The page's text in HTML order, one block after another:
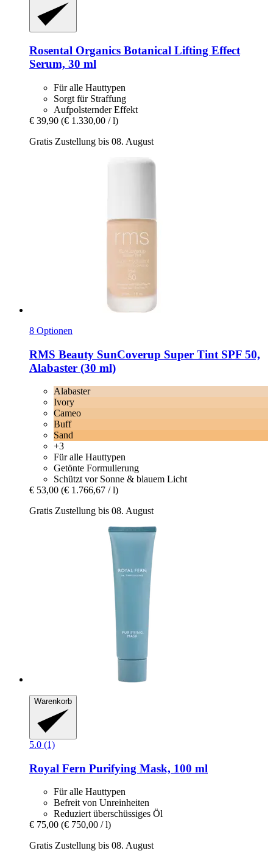
Rosental Organics Botanical Lifting Effect
Serum, 30 ml
Für alle Hauttypen
Sorgt für Straffung
Aufpolsternder Effekt
€ 39,90 (€ 1.330,00 / l)
Gratis Zustellung bis 08. August
8 Optionen
RMS Beauty SunCoverup Super Tint SPF 50,
Alabaster (30 ml)
Alabaster
Ivory
Cameo
Buff
Sand
+3
Für alle Hauttypen
Getönte Formulierung
Schützt vor Sonne & blauem Licht
€ 53,00 (€ 1.766,67 / l)
Gratis Zustellung bis 08. August
Warenkorb
5.0 (1)
Royal Fern Purifying Mask, 100 ml
Für alle Hauttypen
Befreit von Unreinheiten
Reduziert überschüssiges Öl
€ 75,00 (€ 750,00 / l)
Gratis Zustellung bis 08. August